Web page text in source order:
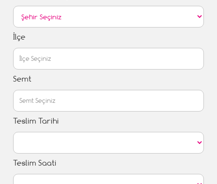
İlçe
Semt
Teslim Tarihi
Teslim Saati